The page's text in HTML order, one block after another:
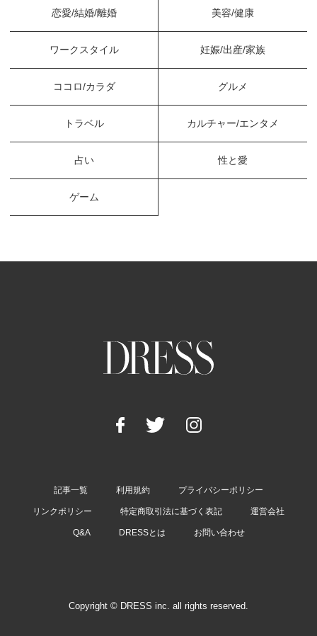
恋愛/結婚/離婚 美容/健康
ワークスタイル 妊娠/出産/家族
ココロ/カラダ グルメ
トラベル カルチャー/エンタメ
占い 性と愛
ゲーム
記事一覧 利用規約 プライバシーポリシー
リンクポリシー 特定商取引法に基づく表記 運営会社
Q&A DRESSとは お問い合わせ
Copyright © DRESS inc. all rights reserved.